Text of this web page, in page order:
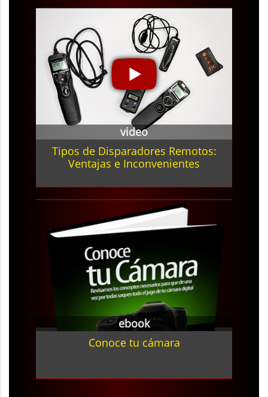
video
Tipos de Disparadores Remotos:
Ventajas e Inconvenientes
ebook
Conoce tu cámara